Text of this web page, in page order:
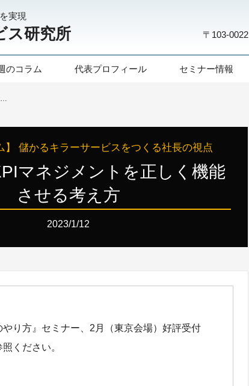
実現
ス研究所 〒103-0022
のコラム 代表プロフィール セミナー情報
】 儲かるキラーサービスをつくる社長の視点
マネジメントを正しく機能
させる考え方
2023/1/12
り方』セミナー、2月（東京会場）好評受付
ください。